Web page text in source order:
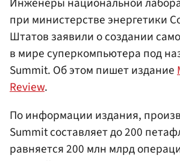
при министерстве энергетики
Штатов заявили о создании
в мире суперкомпьютера под
Summit. Об этом пишет издание
Review.
По информации издания,
Summit составляет до 200
равняется 200 млн млрд